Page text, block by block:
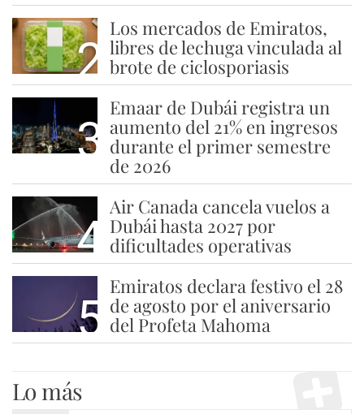
2
Los mercados de Emiratos,
libres de lechuga vinculada al
brote de ciclosporiasis
3
Emaar de Dubái registra un
aumento del 21% en ingresos
durante el primer semestre
de 2026
4
Air Canada cancela vuelos a
Dubái hasta 2027 por
dificultades operativas
5
Emiratos declara festivo el 28
de agosto por el aniversario
del Profeta Mahoma
Lo más